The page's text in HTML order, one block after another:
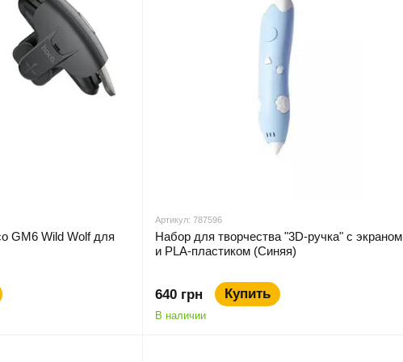
GM6 Wild Wolf для
Артикул: 787596
Набор для творчества "3D-ручка" с экраном
и PLA-пластиком (Синяя)
640 грн Купить
В наличии